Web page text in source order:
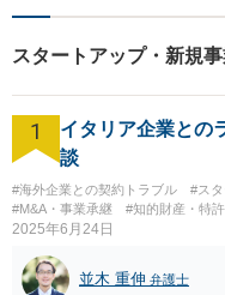
スタートアップ・新規
1
イタリア企業との
談
#海外企業との契約トラブル #ス
#M&A・事業承継
#知的財産・特許
2025年6月24日
並木 重伸 弁護士